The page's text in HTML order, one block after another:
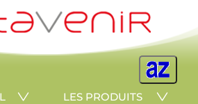
LES PRODUITS